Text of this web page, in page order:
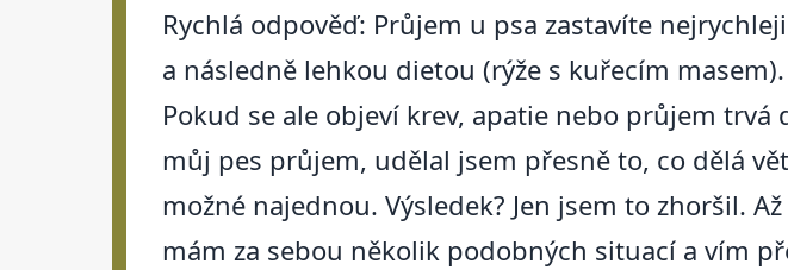
Rychlá odpověď: Průjem u psa zastavíte
a následně lehkou dietou (rýže s kuřecím
Pokud se ale objeví krev, apatie nebo průjem trvá
můj pes průjem, udělal jsem přesně to, co dělá
možné najednou. Výsledek? Jen jsem to zhoršil.
mám za sebou několik podobných situací a vím